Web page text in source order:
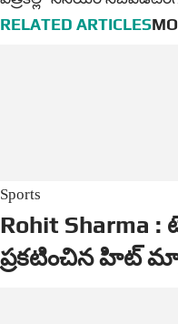
RELATED ARTICLES
Sports
Rohit Sharma :
ప్రకటించిన హిట్